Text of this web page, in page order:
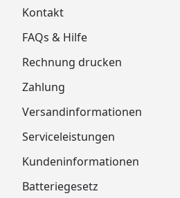
Kontakt
FAQs & Hilfe
Rechnung drucken
Zahlung
Versandinformationen
Serviceleistungen
Kundeninformationen
Batteriegesetz